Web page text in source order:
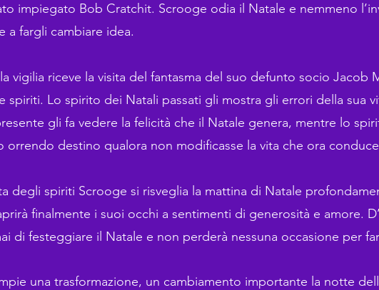
impiegato Bob Cratchit. Scrooge odia il Natale e nemmeno
a fargli cambiare idea.
vigilia riceve la visita del fantasma del suo defunto socio Jacob
spiriti. Lo spirito dei Natali passati gli mostra gli errori della sua
gli fa vedere la felicità che il Natale genera, mentre lo
orrendo destino qualora non modificasse la vita che ora
degli spiriti Scrooge si risveglia la mattina di Natale
finalmente i suoi occhi a sentimenti di generosità e amore.
di festeggiare il Natale e non perderà nessuna occasione per
una trasformazione, un cambiamento importante la notte